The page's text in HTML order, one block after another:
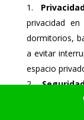
privacidad
dormitorios,
a evitar
espacio
Pueden